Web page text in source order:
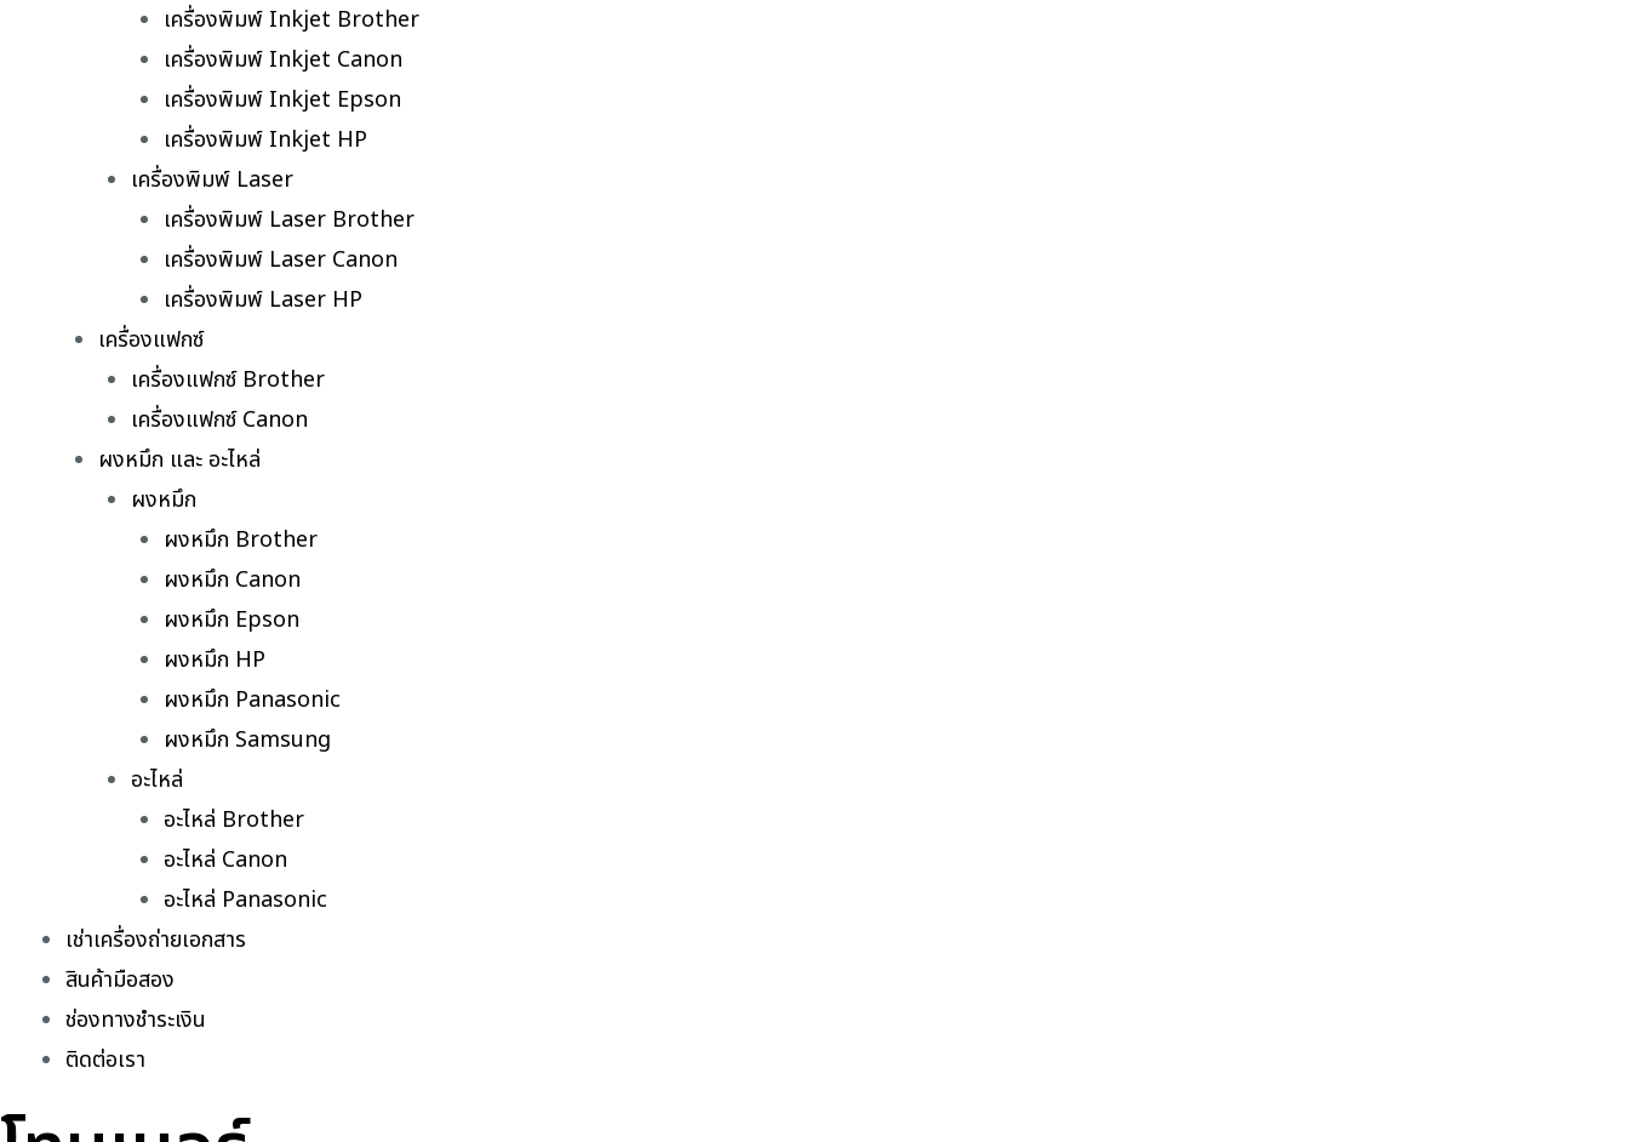
เครื่องพิมพ์ Inkjet Brother
เครื่องพิมพ์ Inkjet Canon
เครื่องพิมพ์ Inkjet Epson
เครื่องพิมพ์ Inkjet HP
เครื่องพิมพ์ Laser
เครื่องพิมพ์ Laser Brother
เครื่องพิมพ์ Laser Canon
เครื่องพิมพ์ Laser HP
เครื่องแฟกซ์
เครื่องแฟกซ์ Brother
เครื่องแฟกซ์ Canon
ผงหมึก และ อะไหล่
ผงหมึก
ผงหมึก Brother
ผงหมึก Canon
ผงหมึก Epson
ผงหมึก HP
ผงหมึก Panasonic
ผงหมึก Samsung
อะไหล่
อะไหล่ Brother
อะไหล่ Canon
อะไหล่ Panasonic
เช่าเครื่องถ่ายเอกสาร
สินค้ามือสอง
ช่องทางชำระเงิน
ติดต่อเรา